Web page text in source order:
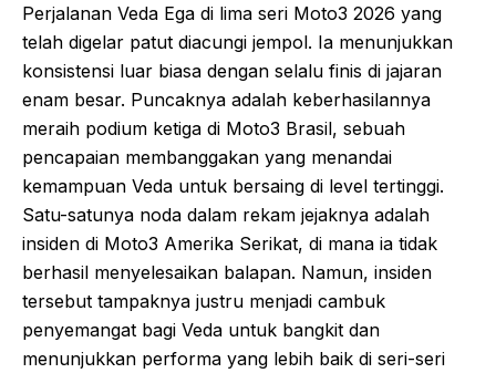
Perjalanan Veda Ega di lima seri Moto3 2026 yang
telah digelar patut diacungi jempol. Ia menunjukkan
konsistensi luar biasa dengan selalu finis di jajaran
enam besar. Puncaknya adalah keberhasilannya
meraih podium ketiga di Moto3 Brasil, sebuah
pencapaian membanggakan yang menandai
kemampuan Veda untuk bersaing di level tertinggi.
Satu-satunya noda dalam rekam jejaknya adalah
insiden di Moto3 Amerika Serikat, di mana ia tidak
berhasil menyelesaikan balapan. Namun, insiden
tersebut tampaknya justru menjadi cambuk
penyemangat bagi Veda untuk bangkit dan
menunjukkan performa yang lebih baik di seri-seri